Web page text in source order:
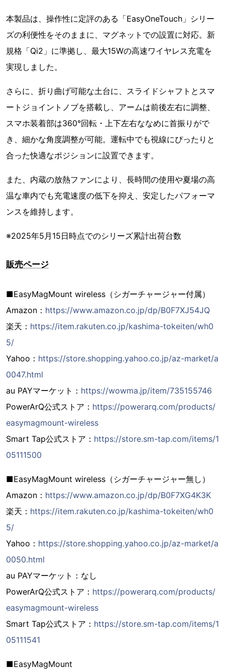
本製品は、操作性に定評のある「EasyOneTouch」シリー
ズの利便性をそのままに、マグネットでの設置に対応。新
規格「Qi2」に準拠し、最大15Wの高速ワイヤレス充電を
実現しました。
さらに、折り曲げ可能な土台に、スライドシャフトとスマ
ートジョイントノブを搭載し、アームは前後左右に調整、
スマホ装着部は360°回転・上下左右ななめに首振りがで
き、細かな角度調整が可能。運転中でも視線にぴったりと
合った快適なポジションに設置できます。
また、内蔵の放熱ファンにより、長時間の使用や夏場の高
温な車内でも充電速度の低下を抑え、安定したパフォーマ
ンスを維持します。
※2025年5月15日時点でのシリーズ累計出荷台数
販売ページ
■EasyMagMount wireless（シガーチャージャー付属）
Amazon： https://www.amazon.co.jp/dp/B0F7XJ54JQ
楽天： https://item.rakuten.co.jp/kashima-tokeiten/wh0
5/
Yahoo： https://store.shopping.yahoo.co.jp/az-market/a
0047.html
au PAYマーケット： https://wowma.jp/item/735155746
PowerArQ公式ストア： https://powerarq.com/products/
easymagmount-wireless
Smart Tap公式ストア： https://store.sm-tap.com/items/1
05111500
■EasyMagMount wireless（シガーチャージャー無し）
Amazon： https://www.amazon.co.jp/dp/B0F7XG4K3K
楽天： https://item.rakuten.co.jp/kashima-tokeiten/wh0
5/
Yahoo： https://store.shopping.yahoo.co.jp/az-market/a
0050.html
au PAYマーケット：なし
PowerArQ公式ストア： https://powerarq.com/products/
easymagmount-wireless
Smart Tap公式ストア： https://store.sm-tap.com/items/1
05111541
■EasyMagMount